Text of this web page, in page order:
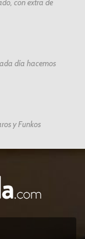
con extra de
día hacemos
y Funkos